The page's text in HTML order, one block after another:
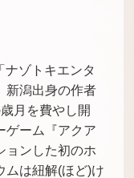
ナゾトキエンタ
新潟出身の作者
月を費やし開
ゲーム『アクア
ョンした初のホ
ムは紐解(ほど)け